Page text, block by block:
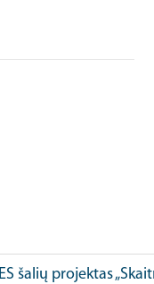
ES šalių projektas